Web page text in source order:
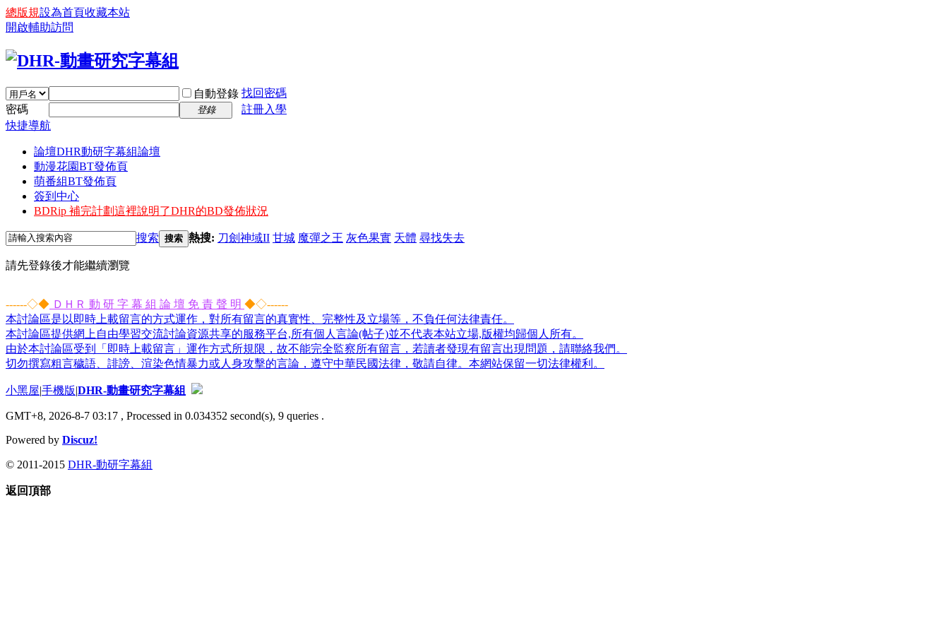
總版規設為首頁收藏本站
開啟輔助訪問
自動登錄 找回密碼
密碼
登錄
註冊入學
快捷導航
論壇DHR動研字幕組論壇
動漫花園BT發佈頁
萌番組BT發佈頁
簽到中心
BDRip 補完計劃這裡說明了DHR的BD發佈狀況
搜索 搜索 熱搜: 刀劍神域II 甘城 魔彈之王 灰色果實 天體 尋找失去
請先登錄後才能繼續瀏覽
------◇◆ ＤＨＲ 動 研 字 幕 組 論 壇 免 責 聲 明 ◆◇------
本討論區是以即時上載留言的方式運作，對所有留言的真實性、完整性及立場等，不負任何法律責任。
本討論區提供網上自由學習交流討論資源共享的服務平台,所有個人言論(帖子)並不代表本站立場,版權均歸個人所有。
由於本討論區受到「即時上載留言」運作方式所規限，故不能完全監察所有留言，若讀者發現有留言出現問題，請聯絡我們。
切勿撰寫粗言穢語、誹謗、渲染色情暴力或人身攻擊的言論，遵守中華民國法律，敬請自律。本網站保留一切法律權利。
小黑屋|手機版|DHR-動畫研究字幕組
GMT+8, 2026-8-7 03:17 , Processed in 0.034352 second(s), 9 queries .
Powered by Discuz!
© 2011-2015 DHR-動研字幕組
返回頂部